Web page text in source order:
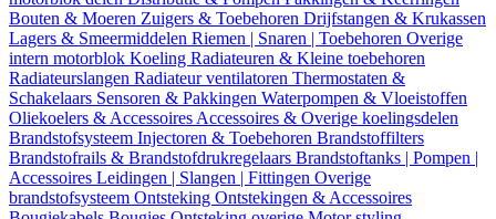
Bouten & Moeren Zuigers & Toebehoren Drijfstangen & Krukassen
Lagers & Smeermiddelen Riemen | Snaren | Toebehoren Overige
intern motorblok Koeling Radiateuren & Kleine toebehoren
Radiateurslangen Radiateur ventilatoren Thermostaten &
Schakelaars Sensoren & Pakkingen Waterpompen & Vloeistoffen
Oliekoelers & Accessoires Accessoires & Overige koelingsdelen
Brandstofsysteem Injectoren & Toebehoren Brandstoffilters
Brandstofrails & Brandstofdrukregelaars Brandstoftanks | Pompen |
Accessoires Leidingen | Slangen | Fittingen Overige
brandstofsysteem Ontsteking Ontstekingen & Accessoires